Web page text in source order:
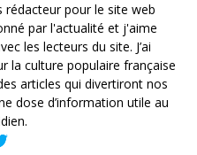
rédacteur pour le site web
par l'actualité et j'aime
les lecteurs du site. J’ai
la culture populaire française
articles qui divertiront nos
dose d’information utile au